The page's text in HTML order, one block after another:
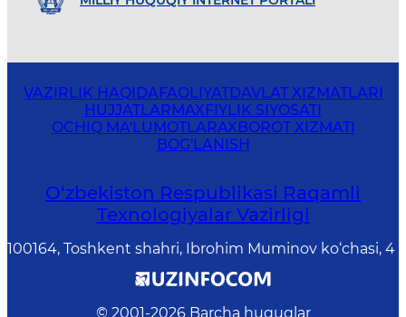
VAZIRLIK HAQIDAFAOLIYATDAVLAT XIZMATLARI
HUJJATLARMAXFIYLIK SIYOSATI
OCHIQ MA'LUMOTLARAXBOROT XIZMATI
BOG'LANISH
O‘zbekiston Respublikasi Raqamli
Texnologiyalar Vazirligi
100164, Toshkent shahri, Ibrohim Muminov ko‘chasi, 4
© 2001-2026 Barcha huquqlar